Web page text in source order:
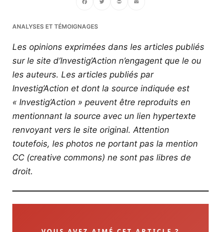
ANALYSES ET TÉMOIGNAGES
Les opinions exprimées dans les articles publiés
sur le site d’Investig’Action n’engagent que le ou
les auteurs. Les articles publiés par
Investig’Action et dont la source indiquée est
« Investig’Action » peuvent être reproduits en
mentionnant la source avec un lien hypertexte
renvoyant vers le site original. Attention
toutefois, les photos ne portant pas la mention
CC (creative commons) ne sont pas libres de
droit.